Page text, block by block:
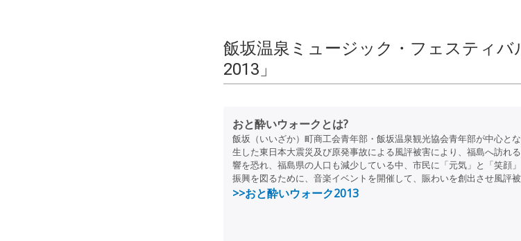
飯坂温泉ミュージック・フェスティバ
2013」
おと酔いウォークとは?
飯坂（いいざか）町商工会青年部・飯坂温泉観光協会青年部が中心と
生した東日本大震災及び原発事故による風評被害により、福島へ訪れ
響を恐れ、福島県の人口も減少している中、市民に「元気」と「笑顔
振興を図るために、音楽イベントを開催して、賑わいを創出させ風評
>>おと酔いウォーク2013